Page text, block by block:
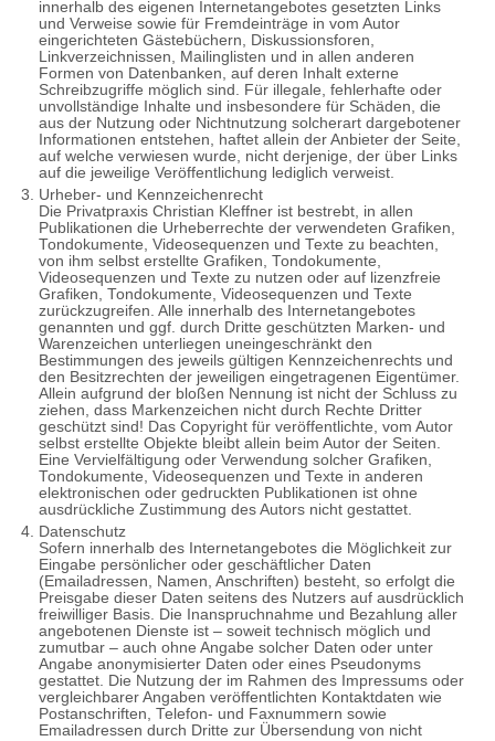
innerhalb des eigenen Internetangebotes gesetzten Links
und Verweise sowie für Fremdeinträge in vom Autor
eingerichteten Gästebüchern, Diskussionsforen,
Linkverzeichnissen, Mailinglisten und in allen anderen
Formen von Datenbanken, auf deren Inhalt externe
Schreibzugriffe möglich sind. Für illegale, fehlerhafte oder
unvollständige Inhalte und insbesondere für Schäden, die
aus der Nutzung oder Nichtnutzung solcherart dargebotener
Informationen entstehen, haftet allein der Anbieter der Seite,
auf welche verwiesen wurde, nicht derjenige, der über Links
auf die jeweilige Veröffentlichung lediglich verweist.
Urheber- und Kennzeichenrecht
Die Privatpraxis Christian Kleffner ist bestrebt, in allen
Publikationen die Urheberrechte der verwendeten Grafiken,
Tondokumente, Videosequenzen und Texte zu beachten,
von ihm selbst erstellte Grafiken, Tondokumente,
Videosequenzen und Texte zu nutzen oder auf lizenzfreie
Grafiken, Tondokumente, Videosequenzen und Texte
zurückzugreifen. Alle innerhalb des Internetangebotes
genannten und ggf. durch Dritte geschützten Marken- und
Warenzeichen unterliegen uneingeschränkt den
Bestimmungen des jeweils gültigen Kennzeichenrechts und
den Besitzrechten der jeweiligen eingetragenen Eigentümer.
Allein aufgrund der bloßen Nennung ist nicht der Schluss zu
ziehen, dass Markenzeichen nicht durch Rechte Dritter
geschützt sind! Das Copyright für veröffentlichte, vom Autor
selbst erstellte Objekte bleibt allein beim Autor der Seiten.
Eine Vervielfältigung oder Verwendung solcher Grafiken,
Tondokumente, Videosequenzen und Texte in anderen
elektronischen oder gedruckten Publikationen ist ohne
ausdrückliche Zustimmung des Autors nicht gestattet.
Datenschutz
Sofern innerhalb des Internetangebotes die Möglichkeit zur
Eingabe persönlicher oder geschäftlicher Daten
(Emailadressen, Namen, Anschriften) besteht, so erfolgt die
Preisgabe dieser Daten seitens des Nutzers auf ausdrücklich
freiwilliger Basis. Die Inanspruchnahme und Bezahlung aller
angebotenen Dienste ist – soweit technisch möglich und
zumutbar – auch ohne Angabe solcher Daten oder unter
Angabe anonymisierter Daten oder eines Pseudonyms
gestattet. Die Nutzung der im Rahmen des Impressums oder
vergleichbarer Angaben veröffentlichten Kontaktdaten wie
Postanschriften, Telefon- und Faxnummern sowie
Emailadressen durch Dritte zur Übersendung von nicht